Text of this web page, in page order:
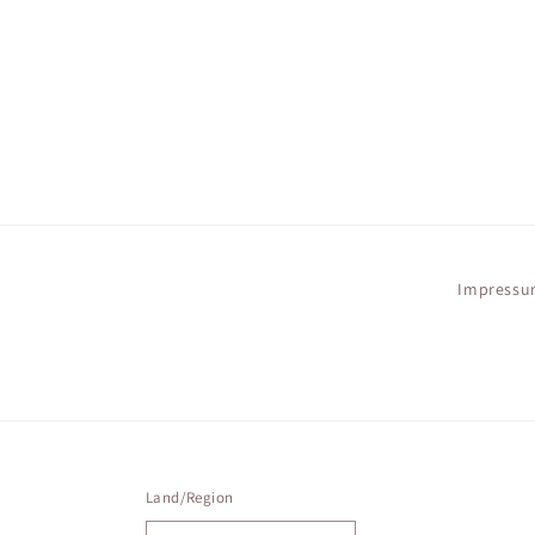
Land/Region